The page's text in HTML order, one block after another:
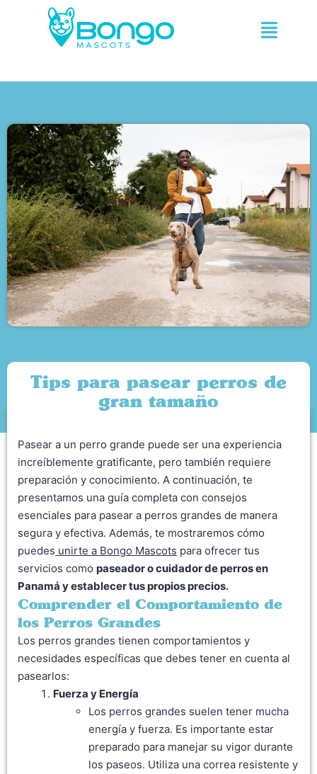
Tips para pasear perros de
gran tamaño
Pasear a un perro grande puede ser una experiencia
increíblemente gratificante, pero también requiere
preparación y conocimiento. A continuación, te
presentamos una guía completa con consejos
esenciales para pasear a perros grandes de manera
segura y efectiva. Además, te mostraremos cómo
puedes unirte a Bongo Mascots para ofrecer tus
servicios como paseador o cuidador de perros en
Panamá y establecer tus propios precios.
Comprender el Comportamiento de
los Perros Grandes
Los perros grandes tienen comportamientos y
necesidades específicas que debes tener en cuenta al
pasearlos:
Fuerza y Energía
Los perros grandes suelen tener mucha
energía y fuerza. Es importante estar
preparado para manejar su vigor durante
los paseos. Utiliza una correa resistente y